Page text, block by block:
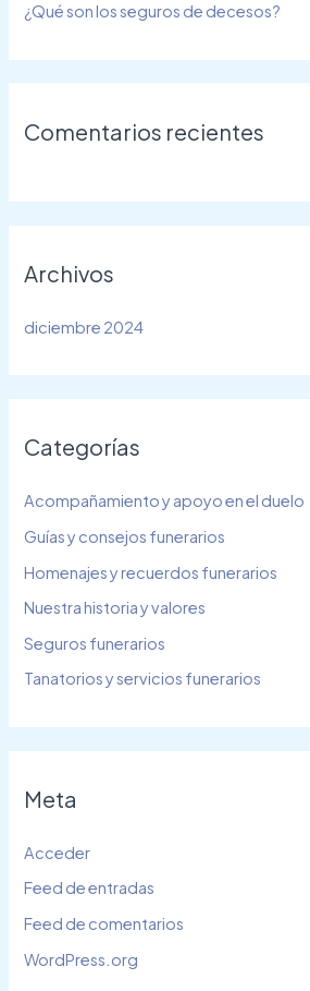
¿Qué son los seguros de decesos?
Comentarios recientes
Archivos
diciembre 2024
Categorías
Acompañamiento y apoyo en el duelo
Guías y consejos funerarios
Homenajes y recuerdos funerarios
Nuestra historia y valores
Seguros funerarios
Tanatorios y servicios funerarios
Meta
Acceder
Feed de entradas
Feed de comentarios
WordPress.org